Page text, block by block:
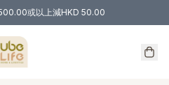
或以上減HKD 50.00
適用於 特定的送貨方式 )